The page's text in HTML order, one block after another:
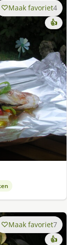
Maak favoriet4
👍
Maak favoriet7
👍